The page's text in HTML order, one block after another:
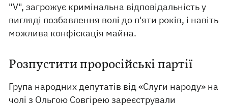
"V", загрожує кримінальна відповідальність у
вигляді позбавлення волі до п'яти років, і навіть
можлива конфіскація майна.
Розпустити проросійські партії
Група народних депутатів від «Слуги народу» на
чолі з Ольгою Совгірею зареєстрували